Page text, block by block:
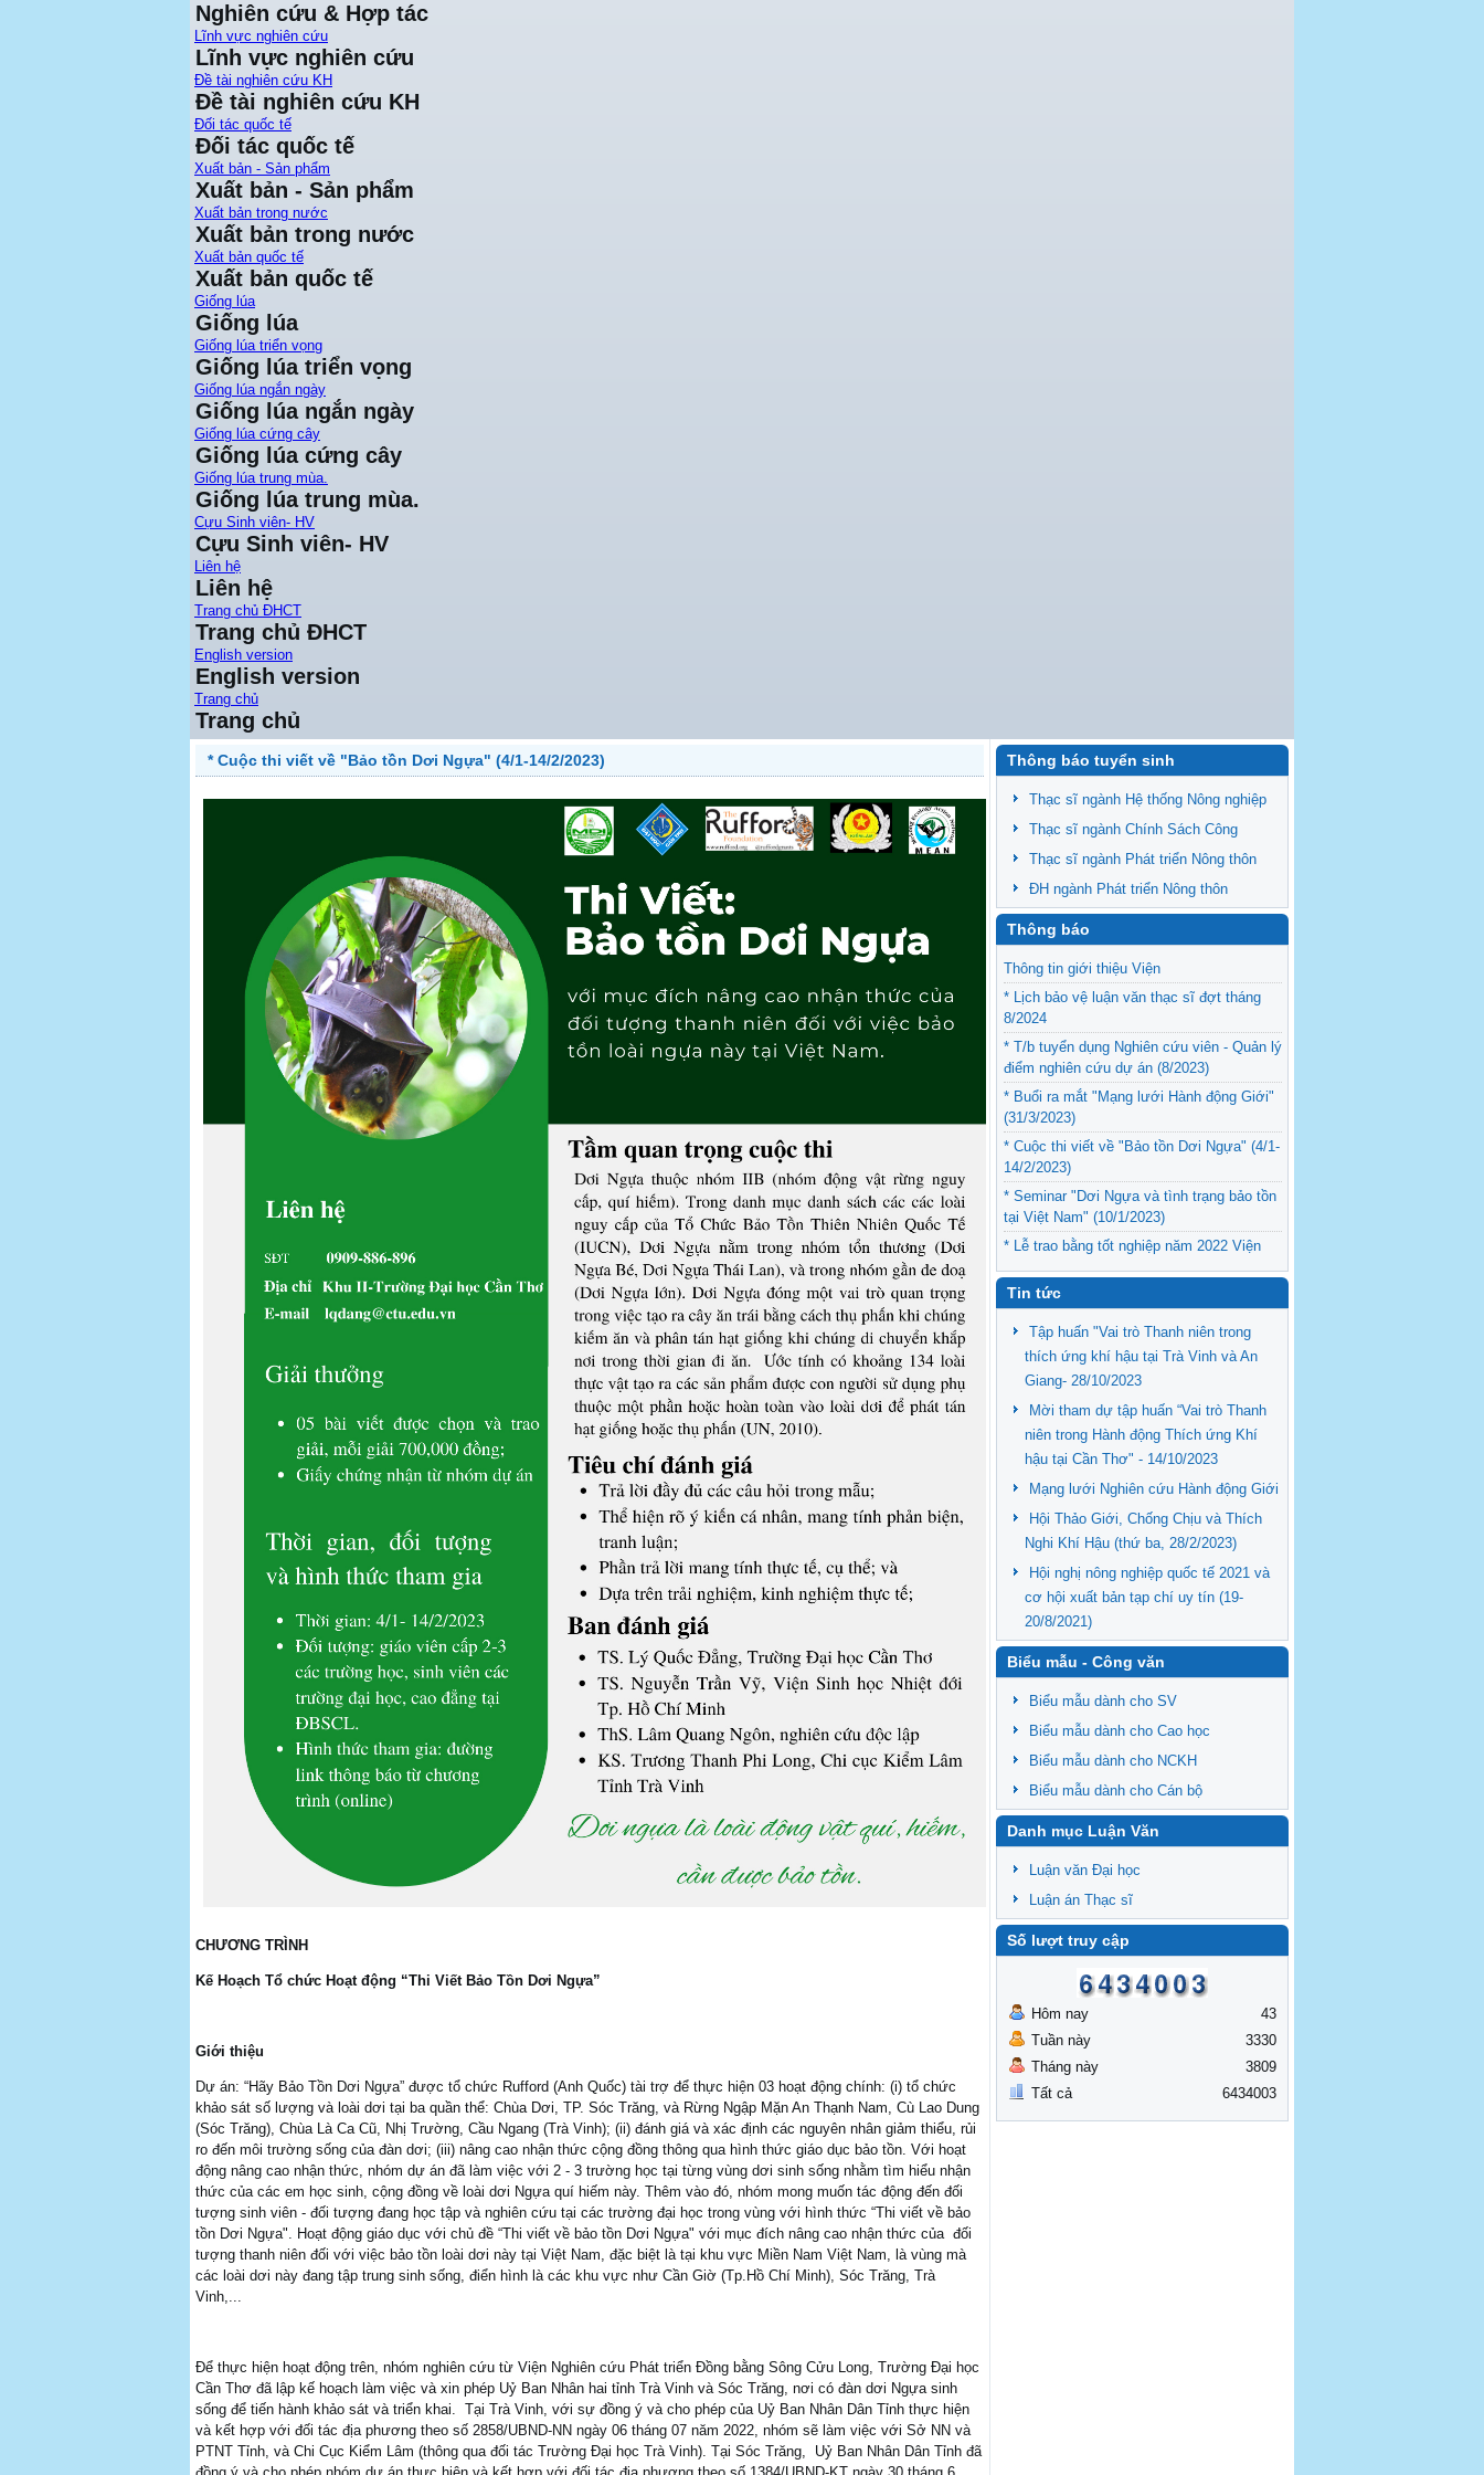
Nghiên cứu & Hợp tác
Lĩnh vực nghiên cứu
Lĩnh vực nghiên cứu
Đề tài nghiên cứu KH
Đề tài nghiên cứu KH
Đối tác quốc tế
Đối tác quốc tế
Xuất bản - Sản phẩm
Xuất bản - Sản phẩm
Xuất bản trong nước
Xuất bản trong nước
Xuất bản quốc tế
Xuất bản quốc tế
Giống lúa
Giống lúa
Giống lúa triển vọng
Giống lúa triển vọng
Giống lúa ngắn ngày
Giống lúa ngắn ngày
Giống lúa cứng cây
Giống lúa cứng cây
Giống lúa trung mùa.
Giống lúa trung mùa.
Cựu Sinh viên- HV
Cựu Sinh viên- HV
Liên hệ
Liên hệ
Trang chủ ĐHCT
Trang chủ ĐHCT
English version
English version
Trang chủ
Trang chủ
* Cuộc thi viết về "Bảo tồn Dơi Ngựa" (4/1-14/2/2023)
CHƯƠNG TRÌNH
Kế Hoạch Tổ chức Hoạt động “Thi Viết Bảo Tồn Dơi Ngựa”
Giới thiệu
Dự án: “Hãy Bảo Tồn Dơi Ngựa” được tổ chức Rufford (Anh Quốc) tài trợ để thực hiện 03 hoạt động chính: (i) tổ chức
khảo sát số lượng và loài dơi tại ba quần thể: Chùa Dơi, TP. Sóc Trăng, và Rừng Ngập Mặn An Thạnh Nam, Cù Lao Dung
(Sóc Trăng), Chùa Là Ca Cũ, Nhị Trường, Cầu Ngang (Trà Vinh); (ii) đánh giá và xác định các nguyên nhân giảm thiểu, rủi
ro đến môi trường sống của đàn dơi; (iii) nâng cao nhận thức cộng đồng thông qua hình thức giáo dục bảo tồn. Với hoạt
động nâng cao nhận thức, nhóm dự án đã làm việc với 2 - 3 trường học tại từng vùng dơi sinh sống nhằm tìm hiểu nhận
thức của các em học sinh, cộng đồng về loài dơi Ngựa quí hiếm này. Thêm vào đó, nhóm mong muốn tác động đến đối
tượng sinh viên - đối tượng đang học tập và nghiên cứu tại các trường đại học trong vùng với hình thức “Thi viết về bảo
tồn Dơi Ngựa". Hoạt động giáo dục với chủ đề “Thi viết về bảo tồn Dơi Ngựa" với mục đích nâng cao nhận thức của đối
tượng thanh niên đối với việc bảo tồn loài dơi này tại Việt Nam, đặc biệt là tại khu vực Miền Nam Việt Nam, là vùng mà
các loài dơi này đang tập trung sinh sống, điển hình là các khu vực như Cần Giờ (Tp.Hồ Chí Minh), Sóc Trăng, Trà
Vinh,...
Để thực hiện hoạt động trên, nhóm nghiên cứu từ Viện Nghiên cứu Phát triển Đồng bằng Sông Cửu Long, Trường Đại học
Cần Thơ đã lập kế hoạch làm việc và xin phép Uỷ Ban Nhân hai tỉnh Trà Vinh và Sóc Trăng, nơi có đàn dơi Ngựa sinh
sống để tiến hành khảo sát và triển khai. Tại Trà Vinh, với sự đồng ý và cho phép của Uỷ Ban Nhân Dân Tỉnh thực hiện
và kết hợp với đối tác địa phương theo số 2858/UBND-NN ngày 06 tháng 07 năm 2022, nhóm sẽ làm việc với Sở NN và
PTNT Tỉnh, và Chi Cục Kiểm Lâm (thông qua đối tác Trường Đại học Trà Vinh). Tại Sóc Trăng, Uỷ Ban Nhân Dân Tỉnh đã
Thông báo tuyển sinh
Thạc sĩ ngành Hệ thống Nông nghiệp
Thạc sĩ ngành Chính Sách Công
Thạc sĩ ngành Phát triển Nông thôn
ĐH ngành Phát triển Nông thôn
Thông báo
Thông tin giới thiệu Viện
* Lịch bảo vệ luận văn thạc sĩ đợt tháng
8/2024
* T/b tuyển dụng Nghiên cứu viên - Quản lý
điểm nghiên cứu dự án (8/2023)
* Buổi ra mắt "Mạng lưới Hành động Giới"
(31/3/2023)
* Cuộc thi viết về "Bảo tồn Dơi Ngựa" (4/1-
14/2/2023)
* Seminar "Dơi Ngựa và tình trạng bảo tồn
tại Việt Nam" (10/1/2023)
* Lễ trao bằng tốt nghiệp năm 2022 Viện
Nghiên cứu Phát triển ĐBSCL (12/9/2022)
Tin tức
Tập huấn "Vai trò Thanh niên trong
thích ứng khí hậu tại Trà Vinh và An
Giang- 28/10/2023
Mời tham dự tập huấn “Vai trò Thanh
niên trong Hành động Thích ứng Khí
hậu tại Cần Thơ" - 14/10/2023
Mạng lưới Nghiên cứu Hành động Giới
Hội Thảo Giới, Chống Chịu và Thích
Nghi Khí Hậu (thứ ba, 28/2/2023)
Hội nghị nông nghiệp quốc tế 2021 và
cơ hội xuất bản tạp chí uy tín (19-
20/8/2021)
Biểu mẫu - Công văn
Biểu mẫu dành cho SV
Biểu mẫu dành cho Cao học
Biểu mẫu dành cho NCKH
Biểu mẫu dành cho Cán bộ
Danh mục Luận Văn
Luận văn Đại học
Luận án Thạc sĩ
Số lượt truy cập
Hôm nay
Tuần này
Tháng này
Tất cả
43
3330
3809
6434003